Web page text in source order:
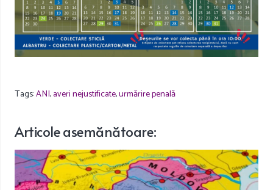
Tags:ANI,averi nejustificate,urmărire penală
Articoleasemănătoare: